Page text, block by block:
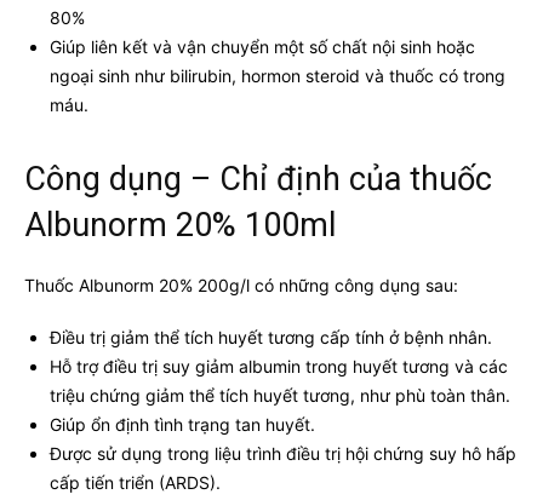
80%
Giúp liên kết và vận chuyển một số chất nội sinh hoặc
ngoại sinh như bilirubin, hormon steroid và thuốc có trong
máu.
Công dụng – Chỉ định của thuốc
Albunorm 20% 100ml
Thuốc Albunorm 20% 200g/l có những công dụng sau:
Điều trị giảm thể tích huyết tương cấp tính ở bệnh nhân.
Hỗ trợ điều trị suy giảm albumin trong huyết tương và các
triệu chứng giảm thể tích huyết tương, như phù toàn thân.
Giúp ổn định tình trạng tan huyết.
Được sử dụng trong liệu trình điều trị hội chứng suy hô hấp
cấp tiến triển (ARDS).